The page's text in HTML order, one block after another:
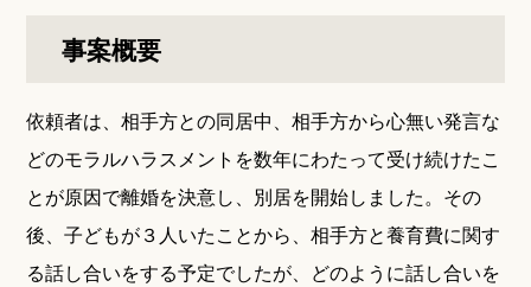
事案概要
依頼者は、相手方との同居中、相手方から心無い発言な
どのモラルハラスメントを数年にわたって受け続けたこ
とが原因で離婚を決意し、別居を開始しました。その
後、子どもが３人いたことから、相手方と養育費に関す
る話し合いをする予定でしたが、どのように話し合いを